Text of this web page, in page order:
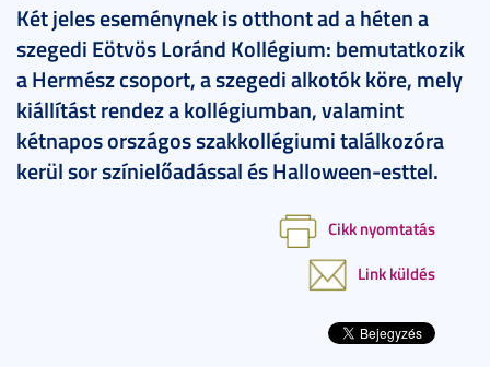
Két jeles eseménynek is otthont ad a héten a
szegedi Eötvös Loránd Kollégium: bemutatkozik
a Hermész csoport, a szegedi alkotók köre, mely
kiállítást rendez a kollégiumban, valamint
kétnapos országos szakkollégiumi találkozóra
kerül sor színielőadással és Halloween-esttel.
Cikk nyomtatás
Link küldés